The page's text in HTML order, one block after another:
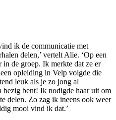
ik de communicatie met
delen,’ vertelt Alie. ‘Op een
in de groep. Ik merkte dat ze er
opleiding in Velp volgde die
leuk als je zo jong al
bezig bent! Ik nodigde haar uit om
delen. Zo zag ik ineens ook weer
mooi vind ik dat.’